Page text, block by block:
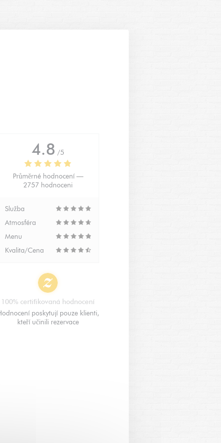
4.8 /5
Průměrné hodnocení —
2757 hodnoceni
Služba
Atmosféra
Menu
Kvalita/Cena
100% certifikovaná hodnocení
poskytují pouze klienti,
kteří učinili rezervace